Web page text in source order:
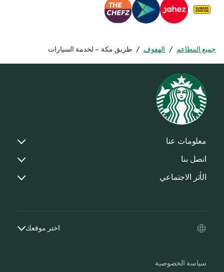
جميع المطاعم / الهفوف / طريق مكة - لخدمة السيارات
معلومات عنا
اتصل بنا
الأثر الاجتماعي
اختر موقعك
سياسة الخصوصية